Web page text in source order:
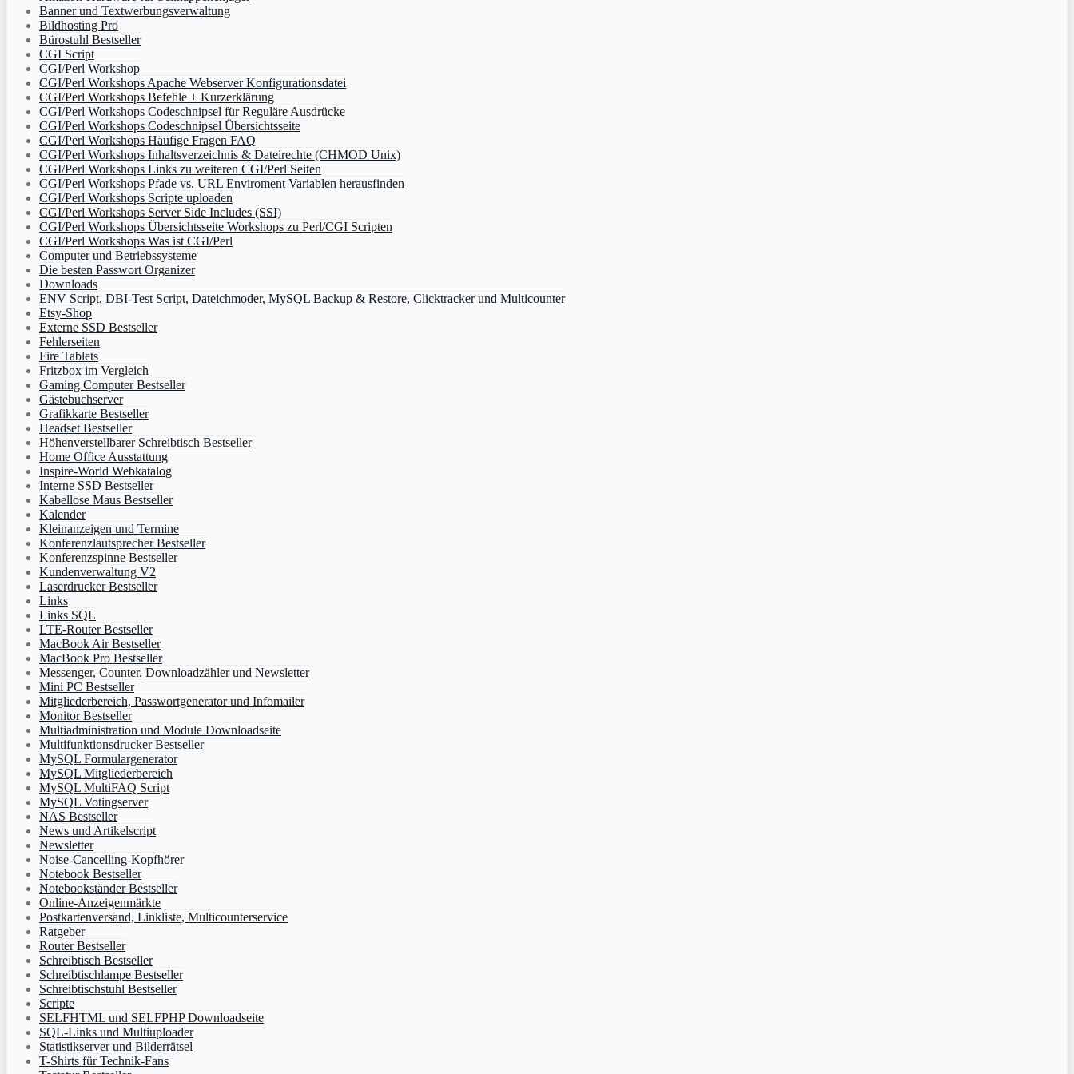
Banner und Textwerbungsverwaltung
Bildhosting Pro
Bürostuhl Bestseller
CGI Script
CGI/Perl Workshop
CGI/Perl Workshops Apache Webserver Konfigurationsdatei
CGI/Perl Workshops Befehle + Kurzerklärung
CGI/Perl Workshops Codeschnipsel für Reguläre Ausdrücke
CGI/Perl Workshops Codeschnipsel Übersichtsseite
CGI/Perl Workshops Häufige Fragen FAQ
CGI/Perl Workshops Inhaltsverzeichnis & Dateirechte (CHMOD Unix)
CGI/Perl Workshops Links zu weiteren CGI/Perl Seiten
CGI/Perl Workshops Pfade vs. URL Enviroment Variablen herausfinden
CGI/Perl Workshops Scripte uploaden
CGI/Perl Workshops Server Side Includes (SSI)
CGI/Perl Workshops Übersichtsseite Workshops zu Perl/CGI Scripten
CGI/Perl Workshops Was ist CGI/Perl
Computer und Betriebssysteme
Die besten Passwort Organizer
Downloads
ENV Script, DBI-Test Script, Dateichmoder, MySQL Backup & Restore, Clicktracker und Multicounter
Etsy-Shop
Externe SSD Bestseller
Fehlerseiten
Fire Tablets
Fritzbox im Vergleich
Gaming Computer Bestseller
Gästebuchserver
Grafikkarte Bestseller
Headset Bestseller
Höhenverstellbarer Schreibtisch Bestseller
Home Office Ausstattung
Inspire-World Webkatalog
Interne SSD Bestseller
Kabellose Maus Bestseller
Kalender
Kleinanzeigen und Termine
Konferenzlautsprecher Bestseller
Konferenzspinne Bestseller
Kundenverwaltung V2
Laserdrucker Bestseller
Links
Links SQL
LTE-Router Bestseller
MacBook Air Bestseller
MacBook Pro Bestseller
Messenger, Counter, Downloadzähler und Newsletter
Mini PC Bestseller
Mitgliederbereich, Passwortgenerator und Infomailer
Monitor Bestseller
Multiadministration und Module Downloadseite
Multifunktionsdrucker Bestseller
MySQL Formulargenerator
MySQL Mitgliederbereich
MySQL MultiFAQ Script
MySQL Votingserver
NAS Bestseller
News und Artikelscript
Newsletter
Noise-Cancelling-Kopfhörer
Notebook Bestseller
Notebookständer Bestseller
Online-Anzeigenmärkte
Postkartenversand, Linkliste, Multicounterservice
Ratgeber
Router Bestseller
Schreibtisch Bestseller
Schreibtischlampe Bestseller
Schreibtischstuhl Bestseller
Scripte
SELFHTML und SELFPHP Downloadseite
SQL-Links und Multiuploader
Statistikserver und Bilderrätsel
T-Shirts für Technik-Fans